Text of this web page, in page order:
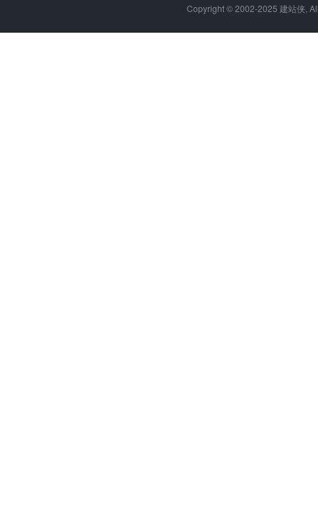
Copyright © 2002-2025 建站侠,